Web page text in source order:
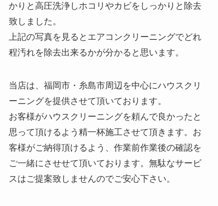
かりと高圧洗浄しホコリやカビをしっかりと除去
致しました。
上記の写真を見るとエアコンクリーニングでどれ
程汚れを除去出来るかが分かると思います。
当店は、福岡市・糸島市周辺を中心にハウスクリ
ーニングを提供させて頂いております。
お客様がハウスクリーニングを頼んで良かったと
思って頂けるよう精一杯施工させて頂きます。お
客様がご納得頂けるよう、作業前作業後の確認を
ご一緒にさせせて頂いております。無駄なサービ
スはご提案致しませんのでご安心下さい。